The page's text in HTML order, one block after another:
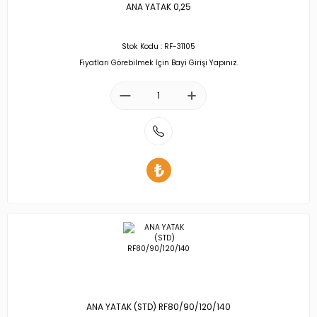
ANA YATAK 0,25
Stok Kodu : RF-31105
Fiyatları Görebilmek İçin Bayi Girişi Yapınız.
ANA YATAK (STD) RF80/90/120/140